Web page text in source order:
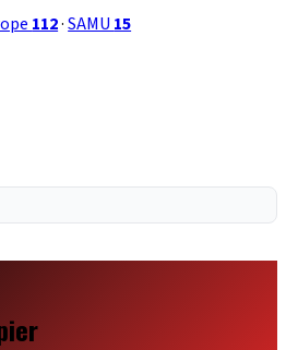
112·SAMU 15